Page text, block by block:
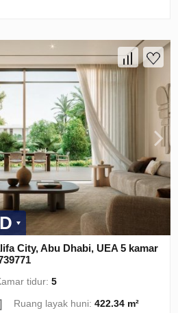
City, Abu Dhabi, UEA 5 kamar
tidur:5
Ruang layak huni:422.34 m²